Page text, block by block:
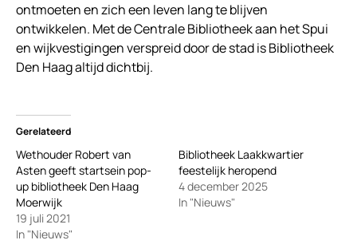
ontmoeten en zich een leven lang te blijven
ontwikkelen. Met de Centrale Bibliotheek aan het Spui
en wijkvestigingen verspreid door de stad is Bibliotheek
Den Haag altijd dichtbij.
Gerelateerd
Wethouder Robert van
Asten geeft startsein pop-
up bibliotheek Den Haag
Moerwijk
19 juli 2021
In "Nieuws"
Bibliotheek Laakkwartier
feestelijk heropend
4 december 2025
In "Nieuws"